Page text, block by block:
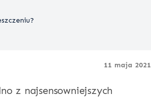
11 maja 2021
z najsensowniejszych